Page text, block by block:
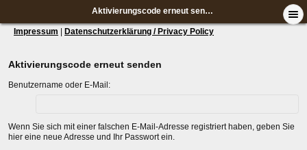
Aktivierungscode erneut senden
Impressum Datenschutzerklärung / Privacy Policy
Aktivierungscode erneut senden
Benutzername oder E-Mail:
Wenn Sie sich mit einer falschen E-Mail-Adresse registriert haben, geben Sie
hier eine neue Adresse und Ihr Passwort ein.